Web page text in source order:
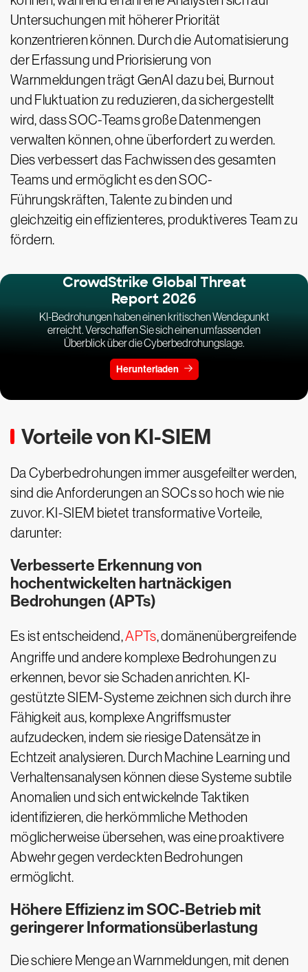
Untersuchungen mit höherer Priorität
konzentrieren können. Durch die Automatisierung
der Erfassung und Priorisierung von
Warnmeldungen trägt GenAI dazu bei, Burnout
und Fluktuation zu reduzieren, da sichergestellt
wird, dass SOC-Teams große Datenmengen
verwalten können, ohne überfordert zu werden.
Dies verbessert das Fachwissen des gesamten
Teams und ermöglicht es den SOC-
Führungskräften, Talente zu binden und
gleichzeitig ein effizienteres, produktiveres Team zu
fördern.
CrowdStrike Global Threat
Report 2026
KI-Bedrohungen haben einen kritischen Wendepunkt
erreicht. Verschaffen Sie sich einen umfassenden
Überblick über die Cyberbedrohungslage.
Herunterladen
Vorteile von KI-SIEM
Da Cyberbedrohungen immer ausgefeilter werden,
sind die Anforderungen an SOCs so hoch wie nie
zuvor. KI-SIEM bietet transformative Vorteile,
darunter:
Verbesserte Erkennung von
hochentwickelten hartnäckigen
Bedrohungen (APTs)
Es ist entscheidend,APTs, domänenübergreifende
Angriffe und andere komplexe Bedrohungen zu
erkennen, bevor sie Schaden anrichten. KI-
gestützte SIEM-Systeme zeichnen sich durch ihre
Fähigkeit aus, komplexe Angriffsmuster
aufzudecken, indem sie riesige Datensätze in
Echtzeit analysieren. Durch Machine Learning und
Verhaltensanalysen können diese Systeme subtile
Anomalien und sich entwickelnde Taktiken
identifizieren, die herkömmliche Methoden
möglicherweise übersehen, was eine proaktivere
Abwehr gegen verdeckten Bedrohungen
ermöglicht.
Höhere Effizienz im SOC-Betrieb mit
geringerer Informationsüberlastung
Die schiere Menge an Warnmeldungen, mit denen